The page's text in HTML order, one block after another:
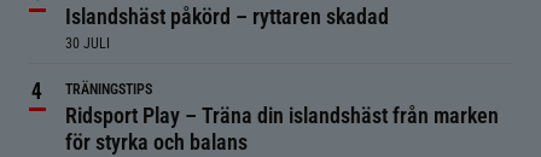
Islandshäst påkörd – ryttaren skadad
30 JULI
TRÄNINGSTIPS
Ridsport Play – Träna din islandshäst från marken
för styrka och balans